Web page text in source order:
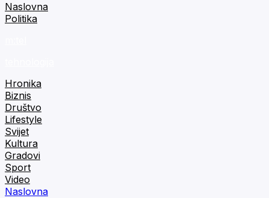
Naslovna
Politika
Hronika
Biznis
Društvo
Lifestyle
Svijet
Kultura
Gradovi
Sport
Video
Naslovna